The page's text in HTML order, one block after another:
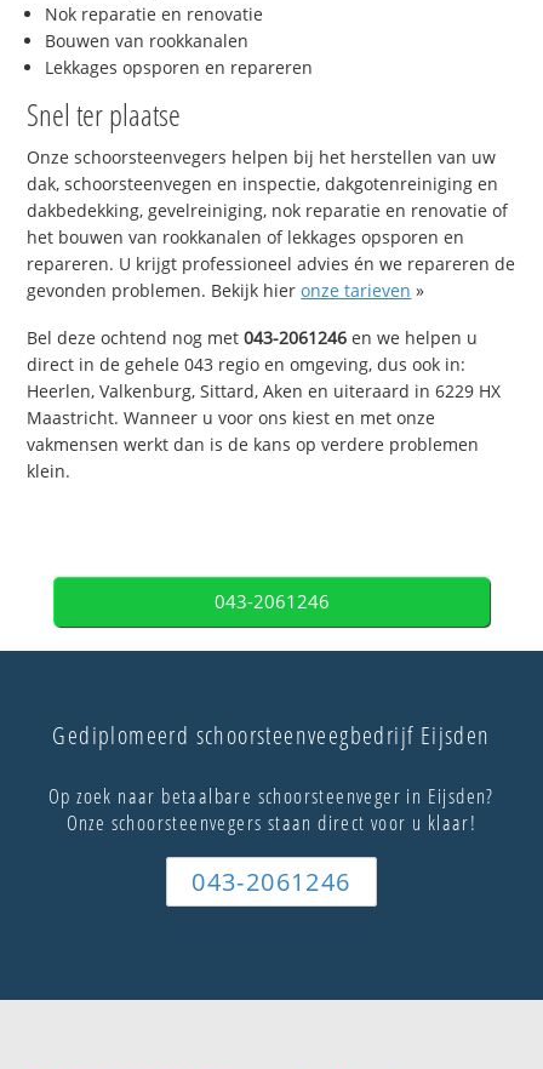
Nok reparatie en renovatie
Bouwen van rookkanalen
Lekkages opsporen en repareren
Snel ter plaatse
Onze schoorsteenvegers helpen bij het herstellen van uw
dak, schoorsteenvegen en inspectie, dakgotenreiniging en
dakbedekking, gevelreiniging, nok reparatie en renovatie of
het bouwen van rookkanalen of lekkages opsporen en
repareren. U krijgt professioneel advies én we repareren de
gevonden problemen. Bekijk hieronze tarieven »
Bel deze ochtend nog met043-2061246 en we helpen u
direct in de gehele 043 regio en omgeving, dus ook in:
Heerlen, Valkenburg, Sittard, Aken en uiteraard in 6229 HX
Maastricht. Wanneer u voor ons kiest en met onze
vakmensen werkt dan is de kans op verdere problemen
klein.
043-2061246
Gediplomeerd schoorsteenveegbedrijf Eijsden
Op zoek naar betaalbare schoorsteenveger in Eijsden?
Onze schoorsteenvegers staan direct voor u klaar!
043-2061246